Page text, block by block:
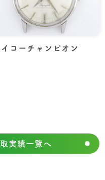
イコーチャンピオン
実績一覧へ